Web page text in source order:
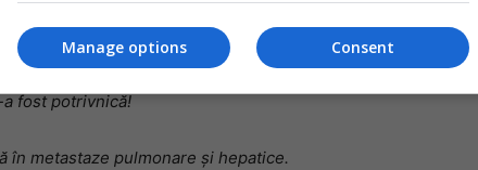
de 20% iar banii încasați vor merge într-o acțiune de
ani, cu sindromul Down și grav bolnav de cancer.
a fost potrivnică!
în metastaze pulmonare și hepatice.
Consent
Manage options